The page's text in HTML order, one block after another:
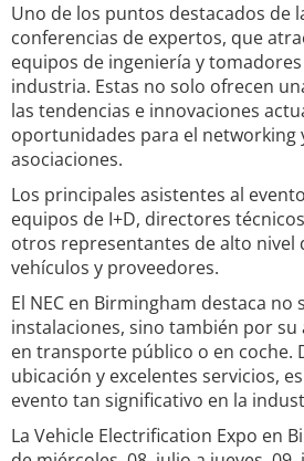
Uno de los puntos destacados de
conferencias de expertos, que
equipos de ingeniería y
industria. Estas no solo ofrecen
las tendencias e innovaciones
oportunidades para el networking
asociaciones.
Los principales asistentes al
equipos de I+D, directores
otros representantes de alto nivel
vehículos y proveedores.
El NEC en Birmingham destaca no
instalaciones, sino también por su
en transporte público o en coche.
ubicación y excelentes servicios,
evento tan significativo en la
La Vehicle Electrification Expo en